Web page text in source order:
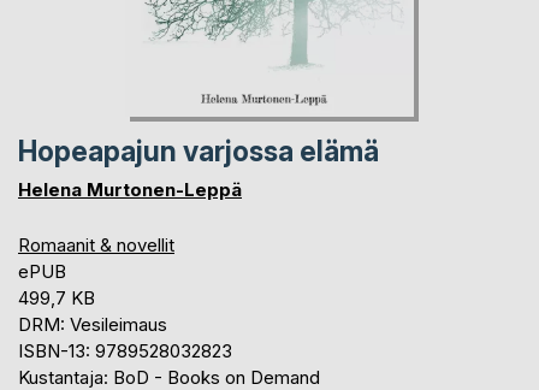
Hopeapajun varjossa elämä
Helena Murtonen-Leppä
Romaanit & novellit
ePUB
499,7 KB
DRM: Vesileimaus
ISBN-13: 9789528032823
Kustantaja: BoD - Books on Demand